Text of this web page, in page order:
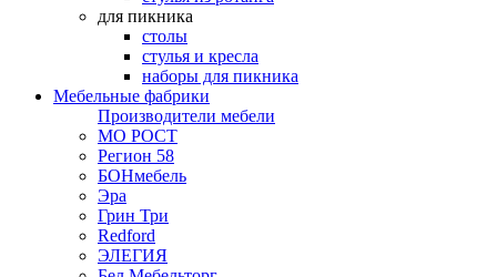
для пикника
столы
стулья и кресла
наборы для пикника
Мебельные фабрики
Производители мебели
МО РОСТ
Регион 58
БОНмебель
Эра
Грин Три
Redford
ЭЛЕГИЯ